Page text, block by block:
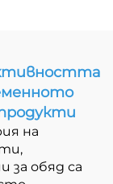
на
за обяд са